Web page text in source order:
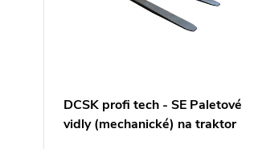
DCSK profi tech - SE Paletové
vidly (mechanické) na traktor